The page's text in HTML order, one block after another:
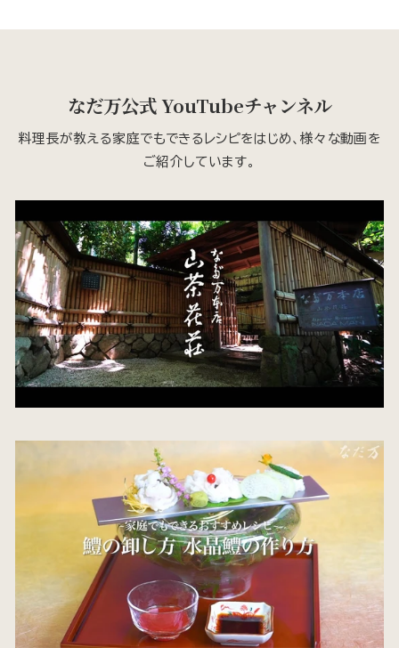
なだ万公式 YouTubeチャンネル
料理長が教える家庭でもできるレシピをはじめ、様々な動画を
ご紹介しています。